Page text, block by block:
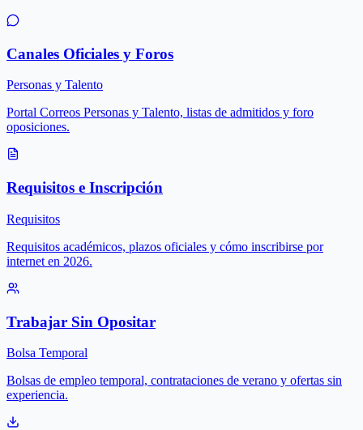
Canales Oficiales y Foros
Personas y Talento
Portal Correos Personas y Talento, listas de admitidos y foro
oposiciones.
Requisitos e Inscripción
Requisitos
Requisitos académicos, plazos oficiales y cómo inscribirse por
internet en 2026.
Trabajar Sin Opositar
Bolsa Temporal
Bolsas de empleo temporal, contrataciones de verano y ofertas sin
experiencia.